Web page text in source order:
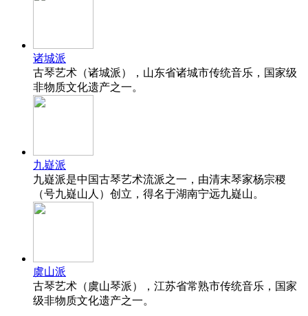
诸城派
古琴艺术（诸城派），山东省诸城市传统音乐，国家级
非物质文化遗产之一。
九嶷派
九嶷派是中国古琴艺术流派之一，由清末琴家杨宗稷
（号九嶷山人）创立，得名于湖南宁远九嶷山。
虞山派
古琴艺术（虞山琴派），江苏省常熟市传统音乐，国家
级非物质文化遗产之一。